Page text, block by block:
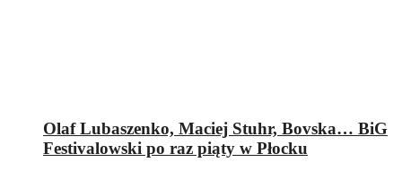
Olaf Lubaszenko, Maciej Stuhr, Bovska… BiG
Festivalowski po raz piąty w Płocku